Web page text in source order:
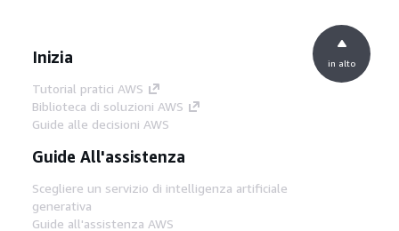
Inizia
Tutorial pratici AWS
Biblioteca di soluzioni AWS
Guide alle decisioni AWS
Guide All'assistenza
Scegliere un servizio di intelligenza artificiale
generativa
Guide all'assistenza AWS
in alto